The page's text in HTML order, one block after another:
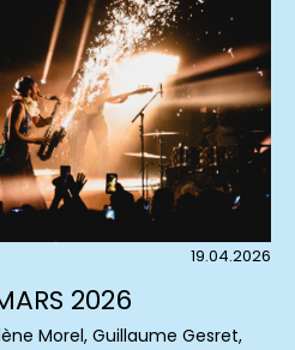
19.04.2026
2026
Morel, Guillaume Gesret,